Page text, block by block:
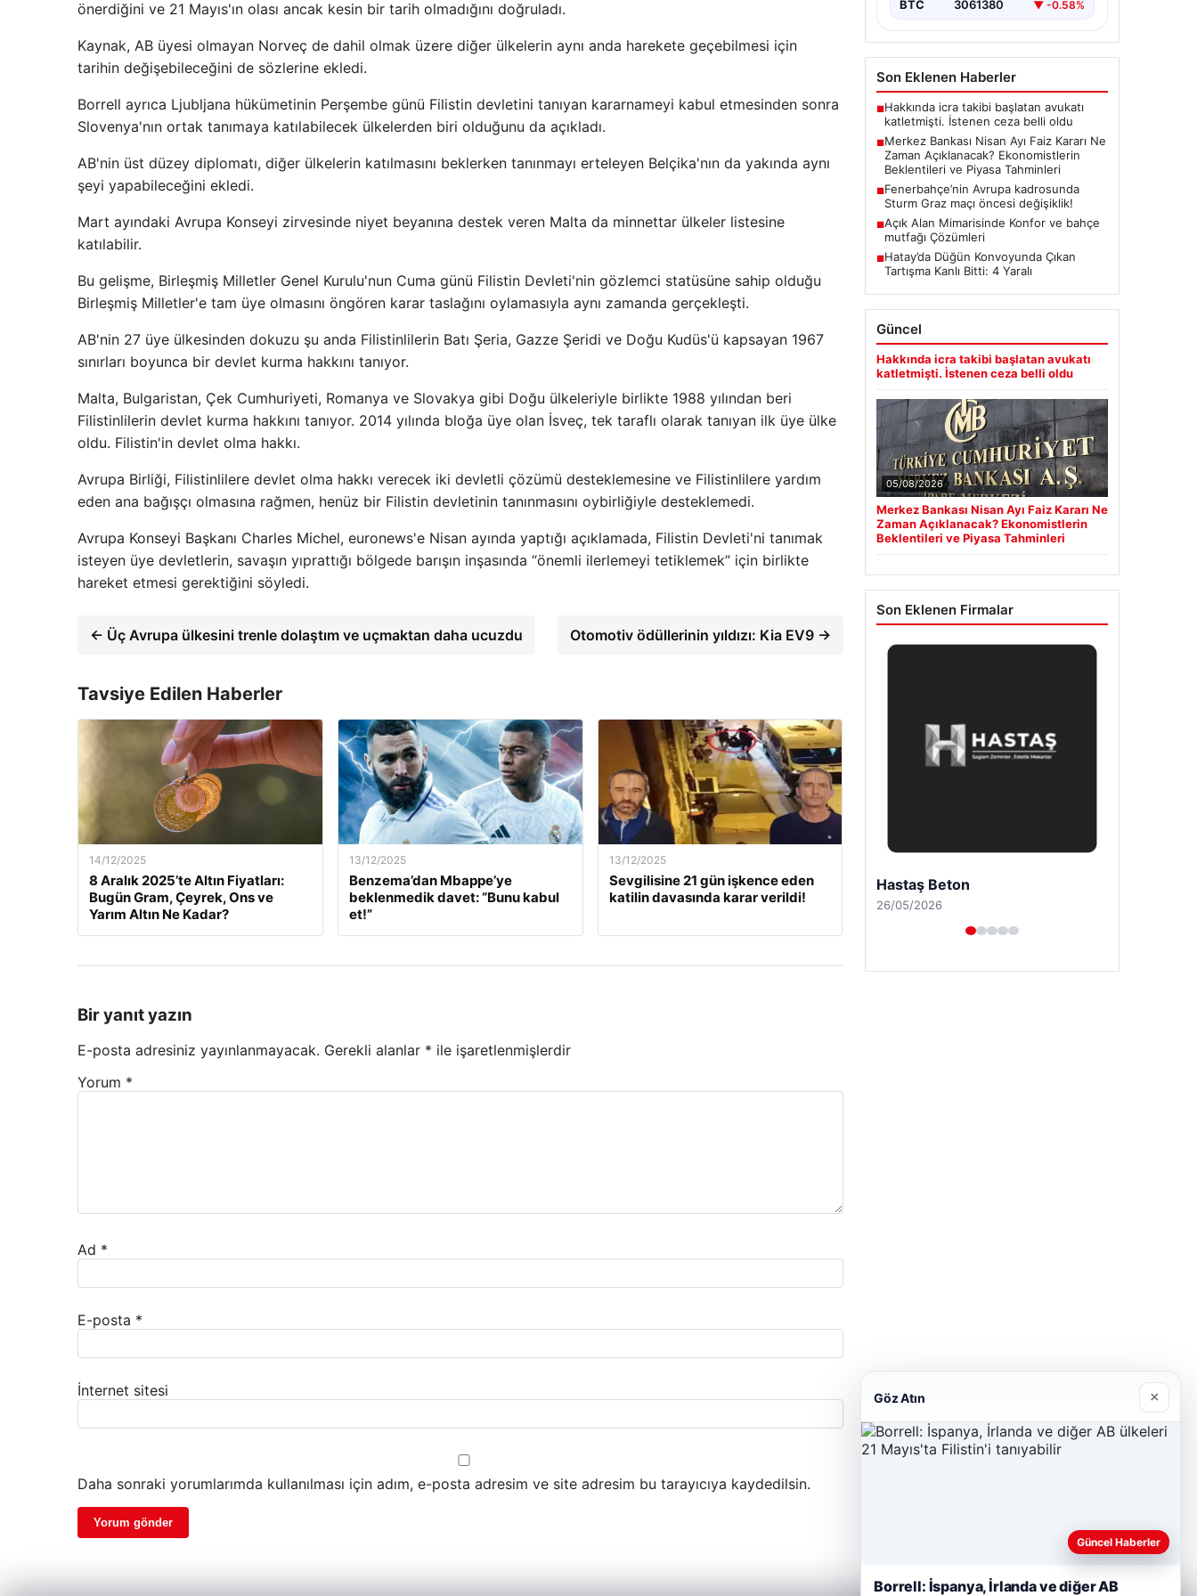
önerdiğini ve 21 Mayıs'ın olası ancak kesin bir tarih olmadığını doğruladı.
Kaynak, AB üyesi olmayan Norveç de dahil olmak üzere diğer ülkelerin aynı anda harekete geçebilmesi için
tarihin değişebileceğini de sözlerine ekledi.
Borrell ayrıca Ljubljana hükümetinin Perşembe günü Filistin devletini tanıyan kararnameyi kabul etmesinden sonra
Slovenya'nın ortak tanımaya katılabilecek ülkelerden biri olduğunu da açıkladı.
AB'nin üst düzey diplomatı, diğer ülkelerin katılmasını beklerken tanınmayı erteleyen Belçika'nın da yakında aynı
şeyi yapabileceğini ekledi.
Mart ayındaki Avrupa Konseyi zirvesinde niyet beyanına destek veren Malta da minnettar ülkeler listesine
katılabilir.
Bu gelişme, Birleşmiş Milletler Genel Kurulu'nun Cuma günü Filistin Devleti'nin gözlemci statüsüne sahip olduğu
Birleşmiş Milletler'e tam üye olmasını öngören karar taslağını oylamasıyla aynı zamanda gerçekleşti.
AB'nin 27 üye ülkesinden dokuzu şu anda Filistinlilerin Batı Şeria, Gazze Şeridi ve Doğu Kudüs'ü kapsayan 1967
sınırları boyunca bir devlet kurma hakkını tanıyor.
Malta, Bulgaristan, Çek Cumhuriyeti, Romanya ve Slovakya gibi Doğu ülkeleriyle birlikte 1988 yılından beri
Filistinlilerin devlet kurma hakkını tanıyor. 2014 yılında bloğa üye olan İsveç, tek taraflı olarak tanıyan ilk üye ülke
oldu. Filistin'in devlet olma hakkı.
Avrupa Birliği, Filistinlilere devlet olma hakkı verecek iki devletli çözümü desteklemesine ve Filistinlilere yardım
eden ana bağışçı olmasına rağmen, henüz bir Filistin devletinin tanınmasını oybirliğiyle desteklemedi.
Avrupa Konseyi Başkanı Charles Michel, euronews'e Nisan ayında yaptığı açıklamada, Filistin Devleti'ni tanımak
isteyen üye devletlerin, savaşın yıprattığı bölgede barışın inşasında “önemli ilerlemeyi tetiklemek” için birlikte
hareket etmesi gerektiğini söyledi.
← Üç Avrupa ülkesini trenle dolaştım ve uçmaktan daha ucuzdu Otomotiv ödüllerinin yıldızı: Kia EV9 →
Tavsiye Edilen Haberler
14/12/2025
8 Aralık 2025’te Altın Fiyatları:
Bugün Gram, Çeyrek, Ons ve
Yarım Altın Ne Kadar?
13/12/2025
Benzema’dan Mbappe’ye
beklenmedik davet: “Bunu kabul
et!”
13/12/2025
Sevgilisine 21 gün işkence eden
katilin davasında karar verildi!
Bir yanıt yazın
E-posta adresiniz yayınlanmayacak. Gerekli alanlar * ile işaretlenmişlerdir
Yorum *
Ad *
E-posta *
İnternet sitesi
Daha sonraki yorumlarımda kullanılması için adım, e-posta adresim ve site adresim bu tarayıcıya kaydedilsin.
Kurulu, Nisan ayı faiz kararını
BTC 3061380 ▼ -0.58%
Son Eklenen Haberler
■Hakkında icra takibi başlatan avukatı
katletmişti. İstenen ceza belli oldu
■Merkez Bankası Nisan Ayı Faiz Kararı Ne
Zaman Açıklanacak? Ekonomistlerin
Beklentileri ve Piyasa Tahminleri
■Fenerbahçe’nin Avrupa kadrosunda
Sturm Graz maçı öncesi değişiklik!
■Açık Alan Mimarisinde Konfor ve bahçe
mutfağı Çözümleri
■Hatay’da Düğün Konvoyunda Çıkan
Tartışma Kanlı Bitti: 4 Yaralı
Güncel
Hakkında icra takibi başlatan avukatı
katletmişti. İstenen ceza belli oldu
05/08/2026
Merkez Bankası Nisan Ayı Faiz Kararı Ne
Zaman Açıklanacak? Ekonomistlerin
Beklentileri ve Piyasa Tahminleri
Son Eklenen Firmalar
Hastaş Beton
26/05/2026
Göz Atın ×
Güncel Haberler
Borrell: İspanya, İrlanda ve diğer AB